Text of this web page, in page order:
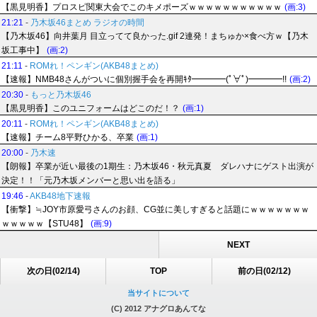
【黒見明香】プロスピ関東大会でこのキメポーズｗｗｗｗｗｗｗｗｗｗｗ (画:3)
21:21 - 乃木坂46まとめ ラジオの時間
【乃木坂46】向井葉月 目立ってて良かった.gif 2連発！まちゅか×食べ方ｗ【乃木
坂工事中】
(画:2)
21:11 - ROMれ！ペンギン(AKB48まとめ)
【速報】NMB48さんがついに個別握手会を再開ｷﾀ━━━━(ﾟ∀ﾟ)━━━━!! (画:2)
20:30 - もっと乃木坂46
【黒見明香】このユニフォームはどこのだ！？ (画:1)
20:11 - ROMれ！ペンギン(AKB48まとめ)
【速報】チーム8平野ひかる、卒業 (画:1)
20:00 - 乃木速
【朗報】卒業が近い最後の1期生：乃木坂46・秋元真夏 ダレハナにゲスト出演が
決定！！「元乃木坂メンバーと思い出を語る」
19:46 -AKB48地下速報
【衝撃】≒JOY市原愛弓さんのお顔、CG並に美しすぎると話題にｗｗｗｗｗｗｗ
ｗｗｗｗｗ【STU48】
(画:9)
NEXT
次の日(02/14) TOP 前の日(02/12)
当サイトについて
(C) 2012 アナグロあんてな